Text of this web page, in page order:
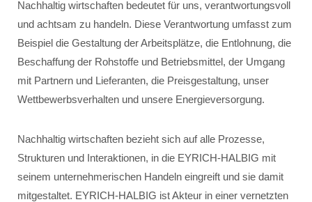
Nachhaltig wirtschaften bedeutet für uns, verantwortungsvoll
und achtsam zu handeln. Diese Verantwortung umfasst zum
Beispiel die Gestaltung der Arbeitsplätze, die Entlohnung, die
Beschaffung der Rohstoffe und Betriebsmittel, der Umgang
mit Partnern und Lieferanten, die Preisgestaltung, unser
Wettbewerbsverhalten und unsere Energieversorgung.
Nachhaltig wirtschaften bezieht sich auf alle Prozesse,
Strukturen und Interaktionen, in die EYRICH-HALBIG mit
seinem unternehmerischen Handeln eingreift und sie damit
mitgestaltet. EYRICH-HALBIG ist Akteur in einer vernetzten